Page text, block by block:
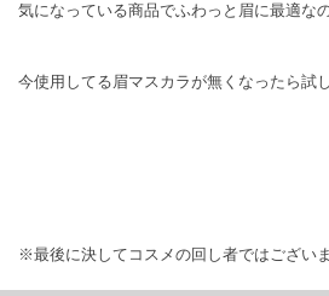
気になっている商品でふわっと眉に最適な
今使用してる眉マスカラが無くなったら試
※最後に決してコスメの回し者ではござい